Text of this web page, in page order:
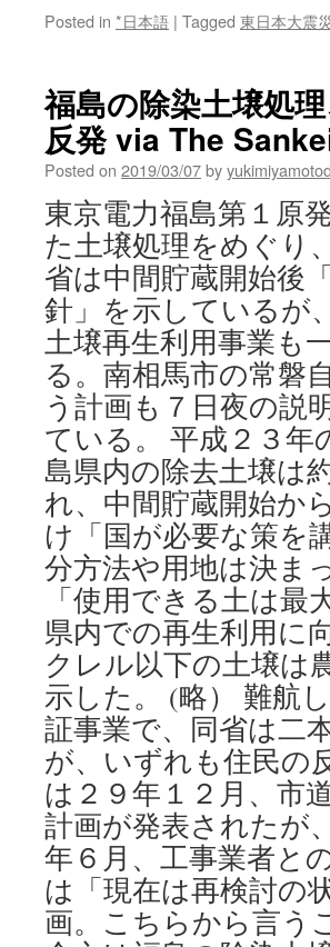
Posted in *日本語 | Tagged 東日本大震
福島の除染土壌処
反発 via The
Posted on 2019/03/07by
東京電力福島第１原
た土壌処理をめぐり
省は中間貯蔵開始後
針」を示しているが
土壌再生利用事業も
る。南相馬市の常磐
う計画も７日夜の説
ている。 平成２３年
島県内の除去土壌は
れ、中間貯蔵開始か
け「国が必要な策を
分方法や用地は決ま
「使用できる土は
県内での再生利用に
クレル以下の土壌は
示した。 (略） 難航
証事業で、同省は二
が、いずれも住民の
は２９年１２月、市
計画が発表されたが
年６月、工事業者と
は「現在は再検討の
画。こちらから言う